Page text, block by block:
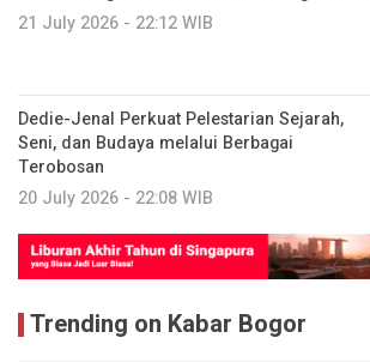
21 July 2026 - 22:12 WIB
Dedie-Jenal Perkuat Pelestarian Sejarah,
Seni, dan Budaya melalui Berbagai
Terobosan
20 July 2026 - 22:08 WIB
Trending on Kabar Bogor